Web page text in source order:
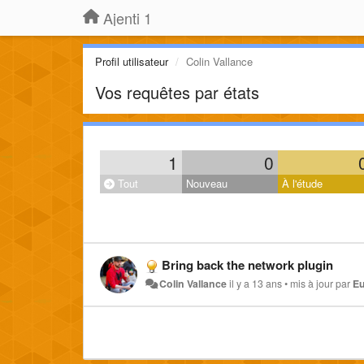
Ajenti 1
Profil utilisateur Colin Vallance
Vos requêtes par états
1 0
Tout Nouveau À l'étude
Bring back the network plugin
Colin Vallanceil y a 13 ans• mis à jour par